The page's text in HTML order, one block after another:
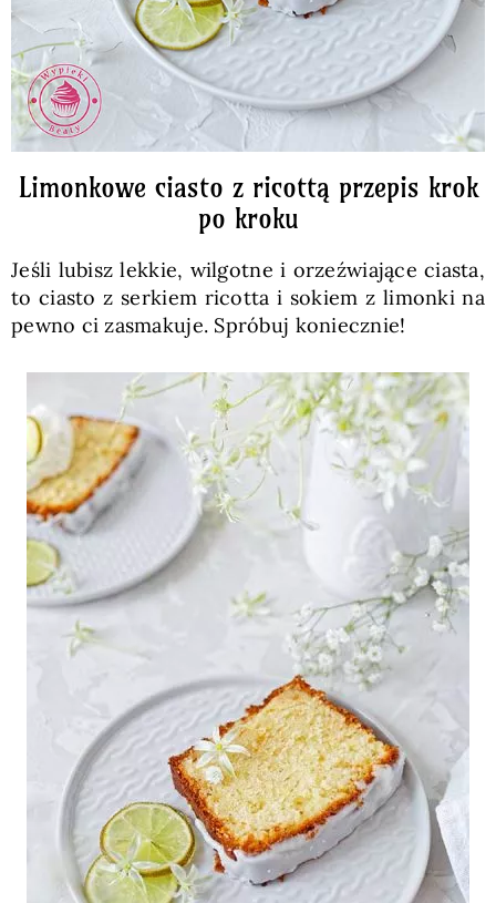
Limonkowe ciasto z ricottą przepis krok
po kroku
Jeśli lubisz lekkie, wilgotne i orzeźwiające ciasta,
to ciasto z serkiem ricotta i sokiem z limonki na
pewno ci zasmakuje. Spróbuj koniecznie!